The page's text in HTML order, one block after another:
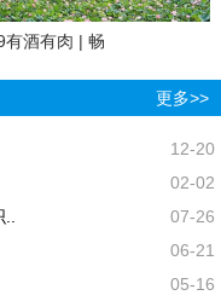
有酒有肉 | 畅
更多>>
12-20
02-02
..
07-26
06-21
05-16